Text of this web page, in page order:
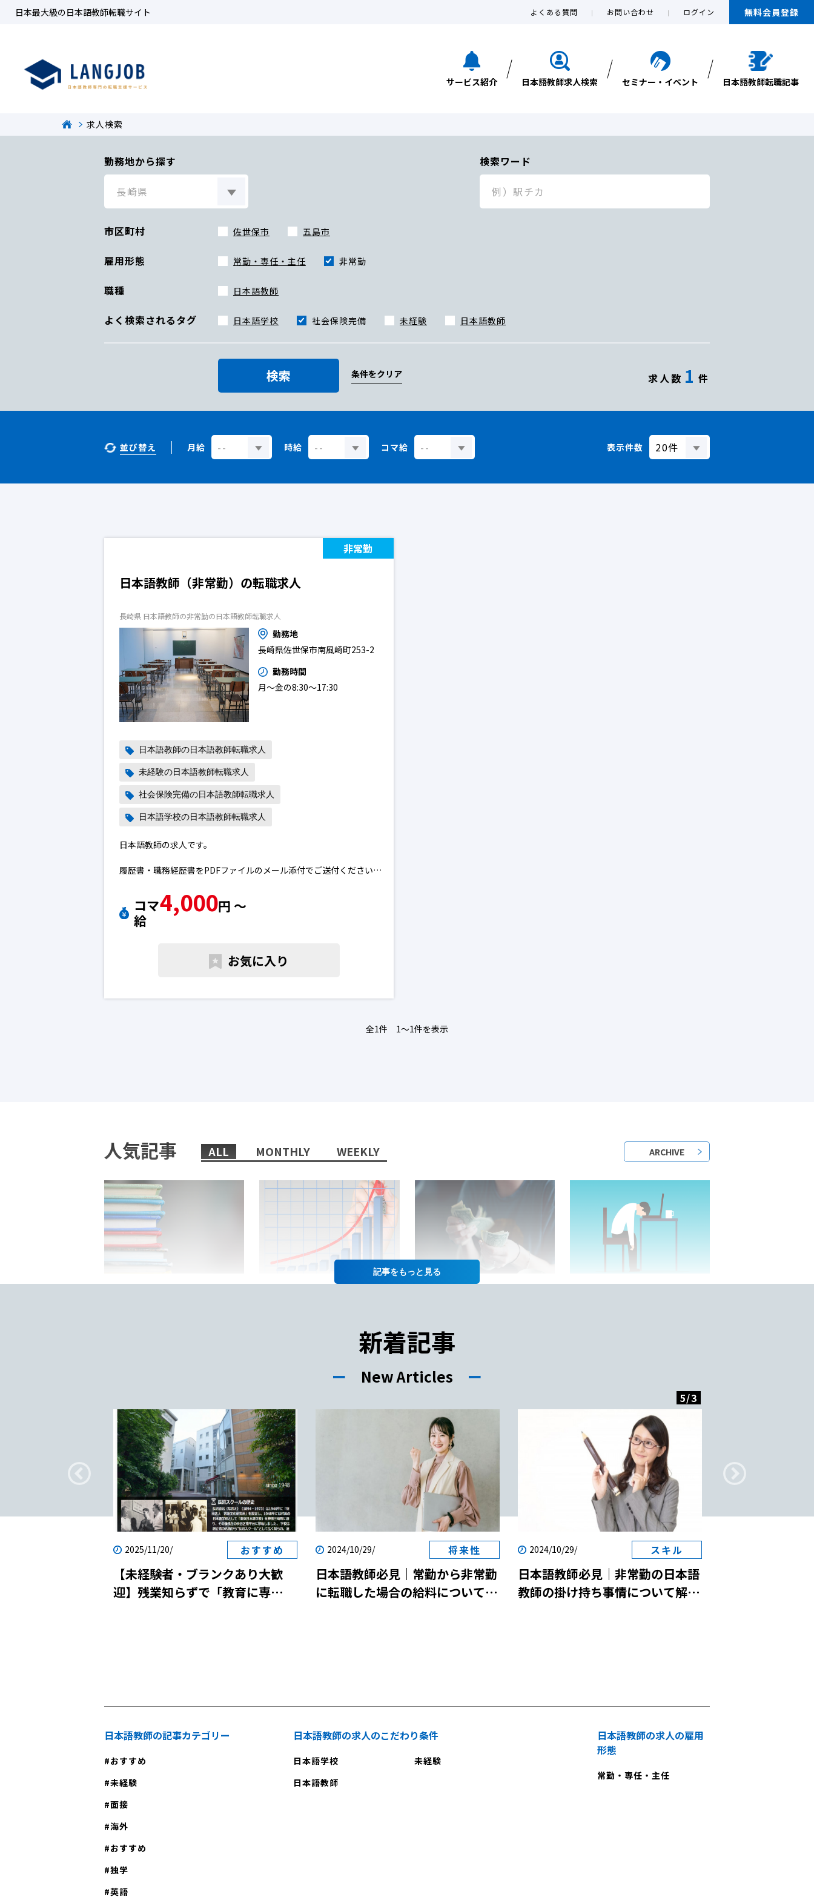
日本最大級の日本語教師転職サイト よくある質問 お問い合わせ ログイン 無料会員登録
サービス紹介 日本語教師求人検索 セミナー・イベント 日本語教師転職記事
求人検索
勤務地から探す 検索ワード
市区町村 佐世保市 五島市
雇用形態 常勤・専任・主任 非常勤
職種 日本語教師
よく検索されるタグ 日本語学校 社会保険完備 未経験 日本語教師
検索 条件をクリア 求人数 1 件
並び替え 月給 時給 コマ給 表示件数
非常勤
日本語教師（非常勤）の転職求人
長崎県 日本語教師の非常勤の日本語教師転職求人
勤務地
長崎県佐世保市南風崎町253-2
勤務時間
月～金の8:30～17:30
日本語教師の日本語教師転職求人
未経験の日本語教師転職求人
社会保険完備の日本語教師転職求人
日本語学校の日本語教師転職求人
日本語教師の求人です。
履歴書・職務経歴書をPDFファイルのメール添付でご送付ください。
書面審査後、書面審査合格者に面接（模擬授業含む）を行い、採否
を決定します。
なお、面接の際の交通費等は応募者負担とさせていただきます。
ご質問などございましたら、お気軽へお問い合わせください。日本
コマ
給
4,000円 〜
お気に入り
全1件 1〜1件を表示
人気記事 ALL MONTHLY WEEKLY ARCHIVE
紹介！
記事を
新着記事
ー New Articles ー
2025/11/20/ おすすめ
【未経験者・ブランクあり大歓
迎】残業知らずで「教育に専
2024/10/29/ 将来性
日本語教師必見｜常勤から非常勤
に転職した場合の給料について解
2024/10/29/ スキル
日本語教師必見｜非常勤の日本語
教師の掛け持ち事情について解
5/3
日本語教師の記事カテゴリー
おすすめ
未経験
面接
海外
おすすめ
独学
英語
日本語教師の求人のこだわり条件
日本語学校
未経験
日本語教師
日本語教師の求人の雇用
形態
常勤・専任・主任